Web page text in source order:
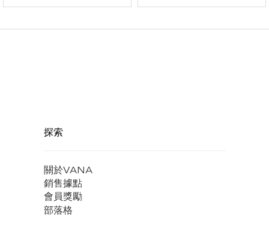
探索
關於VANA
銷售據點
會員獎勵
部落格